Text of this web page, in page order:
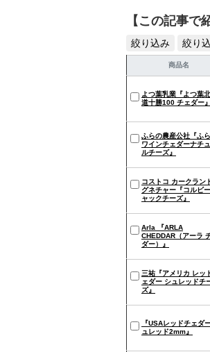
【この記事で
絞り込み 絞り
商品名
よつ葉乳業『よつ葉
道十勝100 チェダー』
ふらの農産公社『ふ
ワインチェダーナチ
ルチーズ』
コストコ カークラン
グネチャー『コルビ
ャックチーズ』
Arla 『ARLA
CHEDDAR（アーラ
ダー）』
三祐『アメリカ レッ
ェダー シュレッドチ
ズ』
『USAレッドチェダ
ュレッド2mm』